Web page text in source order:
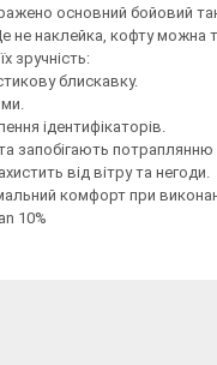
основний бойовий
не наклейка, кофту можна
зручність:
блискавку.
ідентифікаторів.
запобігають потраплянню
від вітру та негоди.
комфорт при
10%